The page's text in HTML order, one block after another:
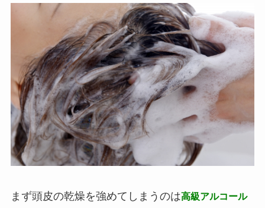
まず頭皮の乾燥を強めてしまうのは高級アルコール